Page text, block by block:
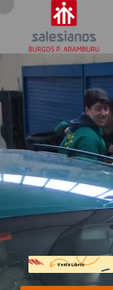
Venta Libros